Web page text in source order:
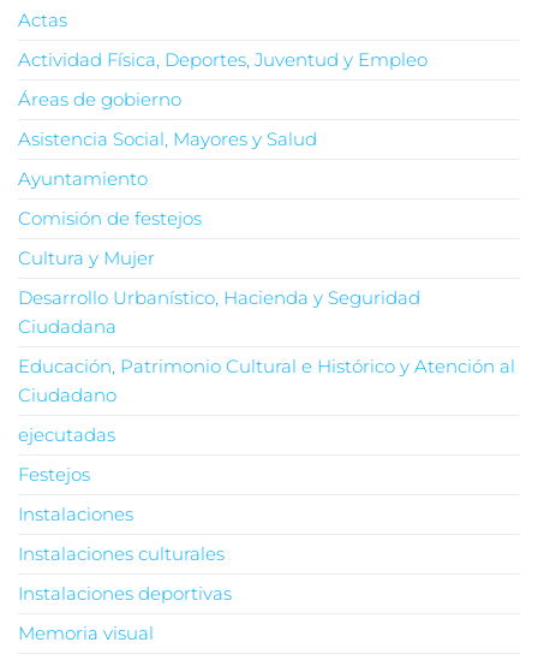
Actas
Actividad Física, Deportes, Juventud y Empleo
Áreas de gobierno
Asistencia Social, Mayores y Salud
Ayuntamiento
Comisión de festejos
Cultura y Mujer
Desarrollo Urbanístico, Hacienda y Seguridad
Ciudadana
Educación, Patrimonio Cultural e Histórico y Atención al
Ciudadano
ejecutadas
Festejos
Instalaciones
Instalaciones culturales
Instalaciones deportivas
Memoria visual